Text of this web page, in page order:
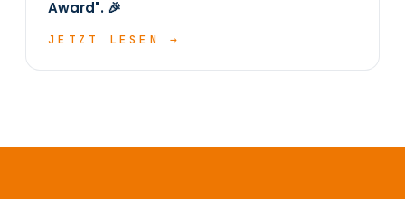
Award". 🎉
JETZT LESEN →